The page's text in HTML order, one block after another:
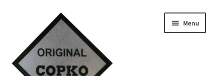
navigation
content
Menu